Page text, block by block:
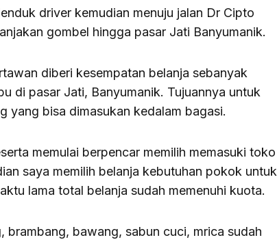
driver kemudian menuju jalan Dr Cipto
gombel hingga pasar Jati Banyumanik.
diberi kesempatan belanja sebanyak
di pasar Jati, Banyumanik. Tujuannya untuk
yang bisa dimasukan kedalam bagasi.
memulai berpencar memilih memasuki toko
saya memilih belanja kebutuhan pokok untuk
lama total belanja sudah memenuhi kuota.
brambang, bawang, sabun cuci, mrica sudah